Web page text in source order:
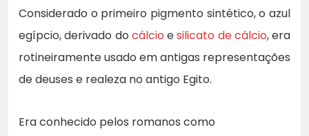
Considerado o primeiro pigmento sintético, o azul
egípcio, derivado do cálcio esilicato de cálcio, era
rotineiramente usado em antigas representações
de deuses e realeza no antigo Egito.
Era conhecido pelos romanos como